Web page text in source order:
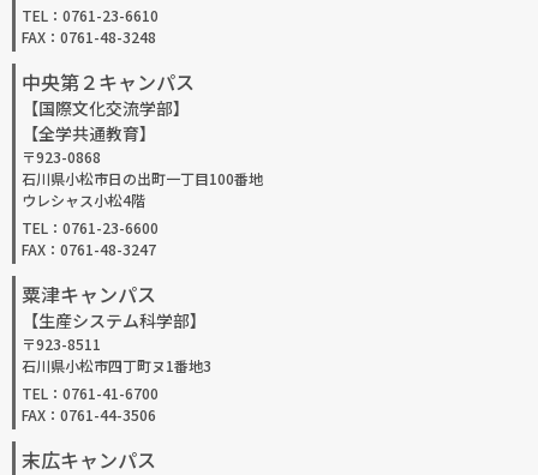
TEL：0761-23-6610
FAX：0761-48-3248
中央第２キャンパス
【国際文化交流学部】
【全学共通教育】
〒923-0868
石川県小松市日の出町一丁目100番地
ウレシャス小松4階
TEL：0761-23-6600
FAX：0761-48-3247
粟津キャンパス
【生産システム科学部】
〒923-8511
石川県小松市四丁町ヌ1番地3
TEL：0761-41-6700
FAX：0761-44-3506
末広キャンパス